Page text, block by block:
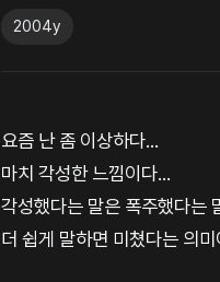
2004y
요즘 난 좀 이상하다...
마치 각성한 느낌이다...
각성했다는 말은 폭주했다는
더 쉽게 말하면 미쳤다는 의